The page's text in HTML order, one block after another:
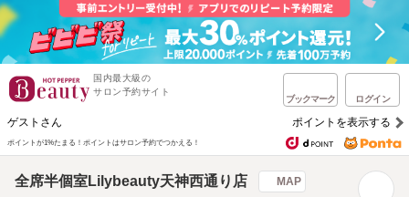
国内最大級の
サロン予約サイト
ブックマーク ログイン
ゲストさん ポイントを表示する
ポイントが1%たまる！ ポイントはサロン予約でつかえる！
全席半個室Lilybeauty天神西通り店 MAP